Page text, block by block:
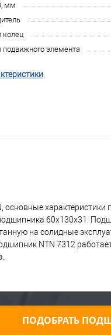
мм
колец
подвижного элемента
характеристики
60x130x31.
на солидные
NTN 7312
ПОДОБРАТЬ